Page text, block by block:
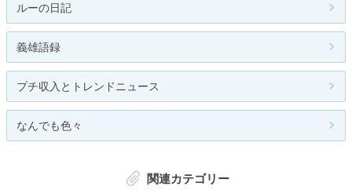
ルーの日記
義雄語録
プチ収入とトレンドニュース
なんでも色々
関連カテゴリー